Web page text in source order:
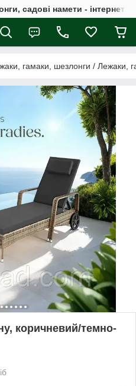
садові намети - інтернет-
гамаки, шезлонги / Лежаки,
коричневий/темно-